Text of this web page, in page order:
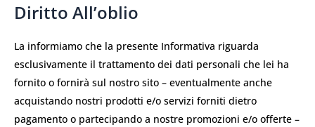
Diritto All’oblio
La informiamo che la presente Informativa riguarda
esclusivamente il trattamento dei dati personali che lei ha
fornito o fornirà sul nostro sito – eventualmente anche
acquistando nostri prodotti e/o servizi forniti dietro
pagamento o partecipando a nostre promozioni e/o offerte –